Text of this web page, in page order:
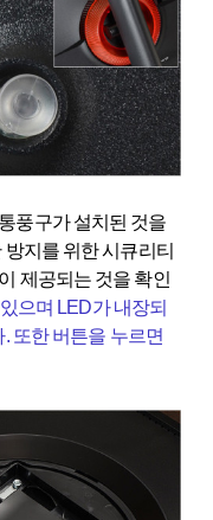
풍구가 설치된 것을
지를 위한 시큐리티
제공되는 것을 확인
으며 LED가 내장되
또한 버튼을 누르면